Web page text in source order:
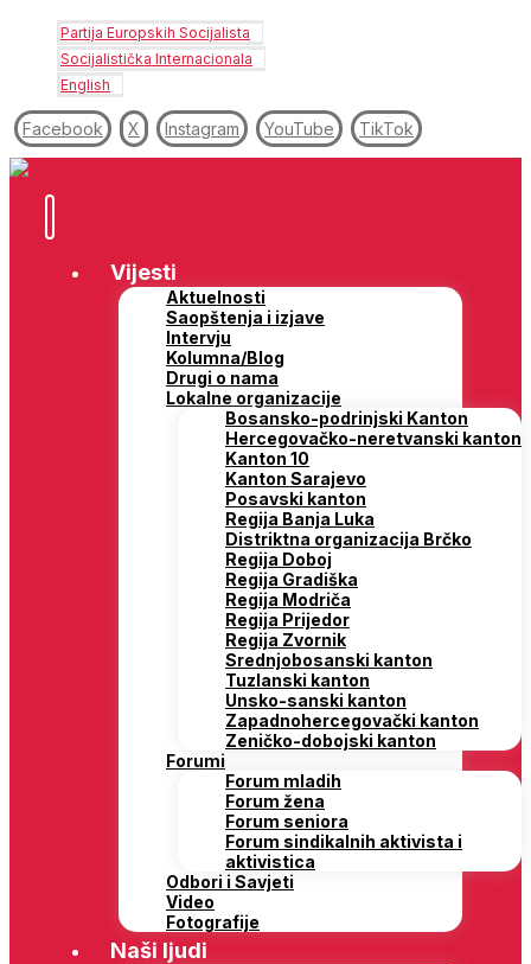
Partija Europskih Socijalista
Socijalistička Internacionala
English
Facebook X Instagram YouTube TikTok
Vijesti
Aktuelnosti
Saopštenja i izjave
Intervju
Kolumna/Blog
Drugi o nama
Lokalne organizacije
Bosansko-podrinjski Kanton
Hercegovačko-neretvanski kanton
Kanton 10
Kanton Sarajevo
Posavski kanton
Regija Banja Luka
Distriktna organizacija Brčko
Regija Doboj
Regija Gradiška
Regija Modriča
Regija Prijedor
Regija Zvornik
Srednjobosanski kanton
Tuzlanski kanton
Unsko-sanski kanton
Zapadnohercegovački kanton
Zeničko-dobojski kanton
Forumi
Forum mladih
Forum žena
Forum seniora
Forum sindikalnih aktivista i
aktivistica
Odbori i Savjeti
Video
Fotografije
Naši ljudi